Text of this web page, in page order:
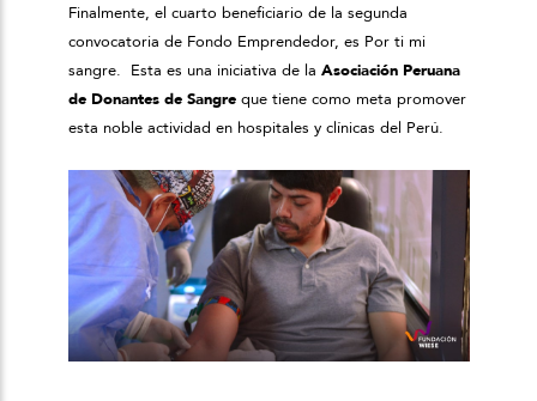
Finalmente, el cuarto beneficiario de la segunda
convocatoria de Fondo Emprendedor, es Por ti mi
sangre. Esta es una iniciativa de la Asociación Peruana
de Donantes de Sangreque tiene como meta promover
esta noble actividad en hospitales y clínicas del Perú.